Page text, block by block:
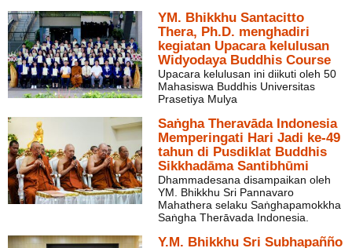
YM. Bhikkhu Santacitto
Thera, Ph.D. menghadiri
kegiatan Upacara kelulusan
Widyodaya Buddhis Course
Upacara kelulusan ini diikuti oleh 50
Mahasiswa Buddhis Universitas
Prasetiya Mulya
Saṅgha Theravāda Indonesia
Memperingati Hari Jadi ke-49
tahun di Pusdiklat Buddhis
Sikkhadāma Santibhūmi
Dhammadesana disampaikan oleh
YM. Bhikkhu Sri Pannavaro
Mahathera selaku Saṅghapamokkha
Saṅgha Therāvada Indonesia.
Y.M. Bhikkhu Sri Subhapañño